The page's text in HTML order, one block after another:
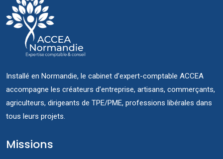
Installé en Normandie, le cabinet d’expert-comptable ACCEA
accompagne les créateurs d’entreprise, artisans, commerçants,
agriculteurs, dirigeants de TPE/PME, professions libérales dans
tous leurs projets.
Missions